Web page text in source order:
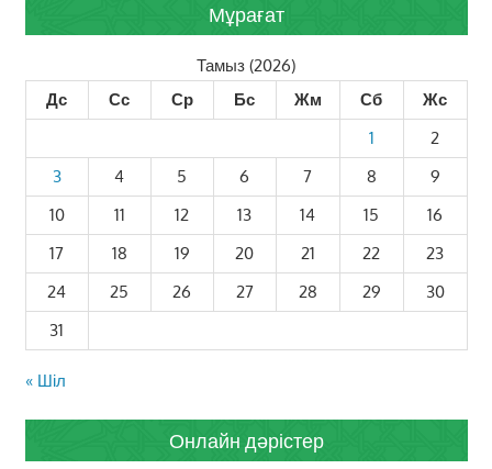
Мұрағат
Тамыз (2026)
Дс
Сс Ср Бс Жм Сб
Жс
1
2
3
4 5 6 7 8
9
10
11 12 13 14 15
16
17
18 19 20 21 22
23
24
25 26 27 28 29
30
31
« Шіл
Онлайн дәрістер